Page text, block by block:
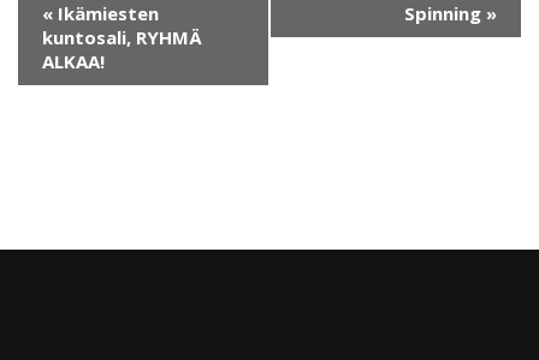
« Ikämiesten
kuntosali, RYHMÄ
ALKAA!
Spinning »